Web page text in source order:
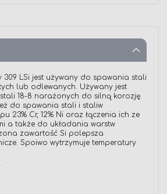
309 LSi jest używany do spawania stali
lub odlewanych. Używany jest
18-8 narażonych do silną korozję.
do spawania stali i staliw
23% Cr, 12% Ni oraz łączenia ich ze
a także do układania warstw
zawartość Si polepsza
Spoiwo wytrzymuje temperatury